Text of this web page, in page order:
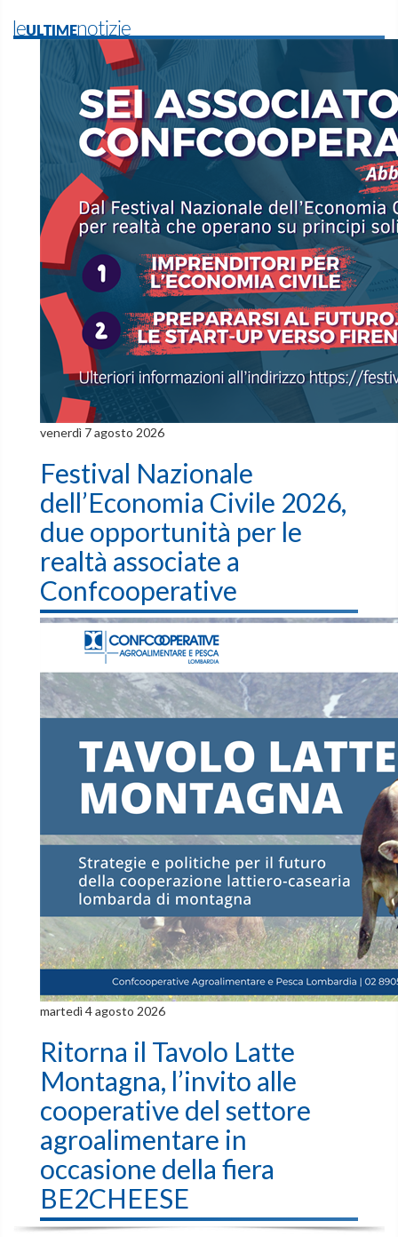
leULTIMEnotizie
venerdì 7 agosto 2026
Festival Nazionale
dell’Economia Civile 2026,
due opportunità per le
realtà associate a
Confcooperative
martedì 4 agosto 2026
Ritorna il Tavolo Latte
Montagna, l’invito alle
cooperative del settore
agroalimentare in
occasione della fiera
BE2CHEESE